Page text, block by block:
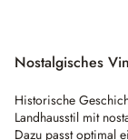
Nostalgisches
Historische
Landhausstil mit
Dazu passt optimal